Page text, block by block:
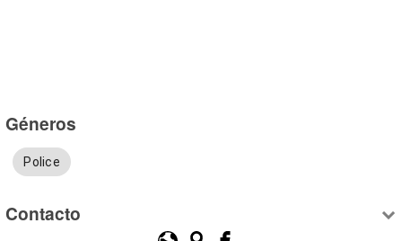
Géneros
Police
Contacto